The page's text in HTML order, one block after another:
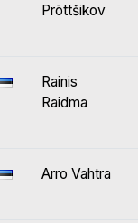
Prõttšikov
Rainis
Raidma
Arro Vahtra